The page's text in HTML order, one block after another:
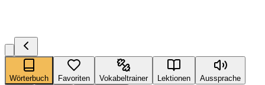
Wörterbuch Favoriten Vokabeltrainer Lektionen Aussprache